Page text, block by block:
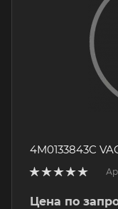
4M0133843C
Цена по